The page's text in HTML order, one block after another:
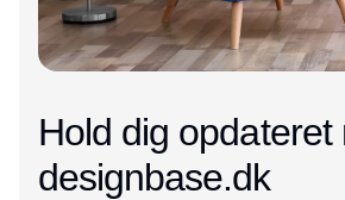
Hold dig opdateret
designbase.dk